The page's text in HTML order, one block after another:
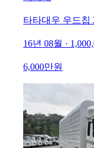
타타대우 우드칩
16년 08월 ·
6,000만원